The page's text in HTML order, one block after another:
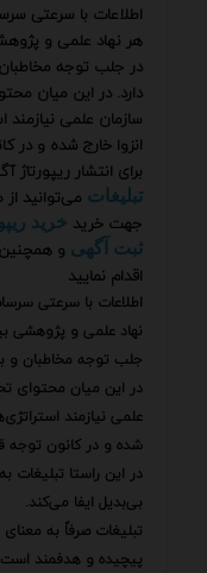
اطلاعات با سرعتی
هر نهاد علمی و
در جلب توجه مخاطبان
دارد. در این میان
سازمان علمی نیازمند
انزوا خارج شده و در
برای انتشار
تبلیغات می‌توانید
جهت خرید خرید
ثبت آگهی و
اقدام نمایید
اطلاعات با سرعتی
نهاد علمی و پژوهشی
جلب توجه مخاطبان و
در این میان محتوای
علمی نیازمند
شده و در کانون توجه
در این راستا تبلیغات
بی‌بدیل ایفا می‌کند.
تبلیغات صرفاً به
پیچیده و هدفمند